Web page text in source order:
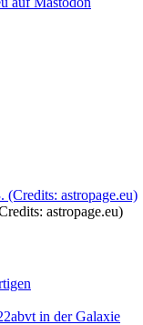
astropage.eu)
in der Galaxie